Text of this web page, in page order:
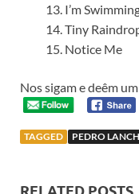
I’m
Tiny
Notice Me
Nos sigam e deêm
TAGGED PEDRO